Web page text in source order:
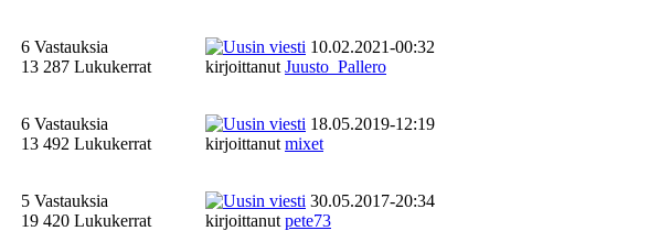
6 Vastauksia
13 287 Lukukerrat
10.02.2021-00:32
kirjoittanut Juusto_Pallero
6 Vastauksia
13 492 Lukukerrat
18.05.2019-12:19
kirjoittanut mixet
5 Vastauksia
19 420 Lukukerrat
30.05.2017-20:34
kirjoittanut pete73